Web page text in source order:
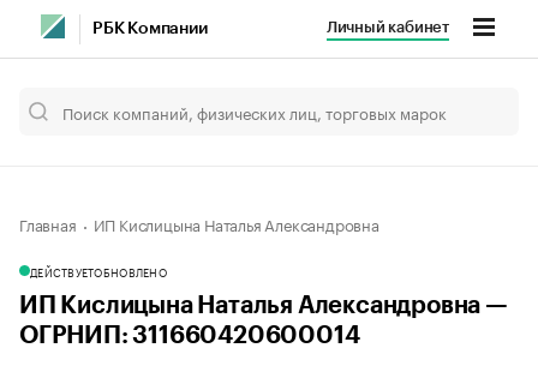
РБК Компании Личный кабинет
Главная ИП Кислицына Наталья Александровна
ДЕЙСТВУЕТОБНОВЛЕНО
ИП Кислицына Наталья Александровна —
ОГРНИП: 311660420600014